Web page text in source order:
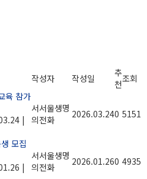
작성자 작성일
추
천조회
육 참가
|
서서울생명
의전화
2026.03.240 5151
모집
|
서서울생명
의전화
2026.01.260 4935